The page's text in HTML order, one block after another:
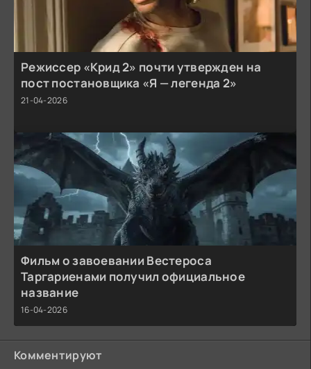
Режиссер «Крид 2» почти утвержден на
пост постановщика «Я — легенда 2»
21-04-2026
Фильм о завоевании Вестероса
Таргариенами получил официальное
название
16-04-2026
Комментируют